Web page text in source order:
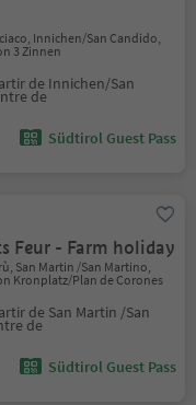
Innichen/San Candido,
3 Zinnen
de Innichen/San
de
Südtirol Guest Pass
Feur - Farm holiday
San Martin /San Martino,
Kronplatz/Plan de Corones
de San Martin /San
de
Südtirol Guest Pass